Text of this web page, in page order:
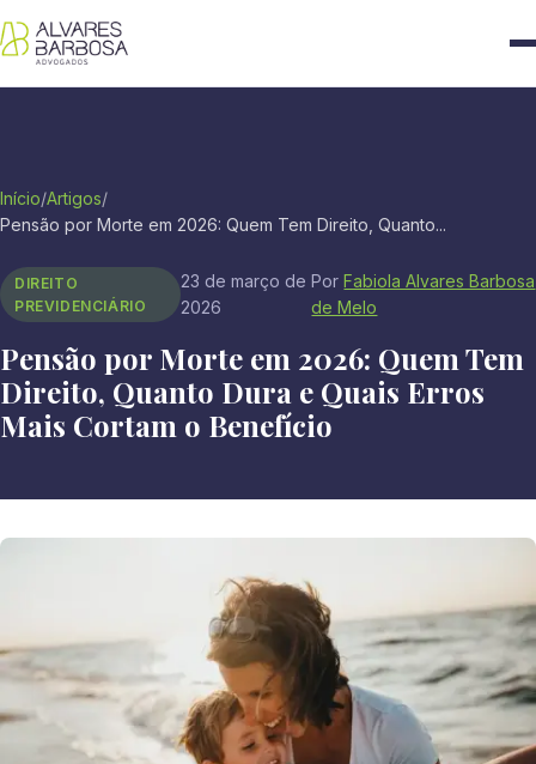
Início/Artigos/
Pensão por Morte em 2026: Quem Tem Direito, Quanto...
DIREITO
PREVIDENCIÁRIO
23 de março de
2026
PorFabiola Alvares Barbosa
de Melo
Pensão por Morte em 2026: Quem Tem
Direito, Quanto Dura e Quais Erros
Mais Cortam o Benefício